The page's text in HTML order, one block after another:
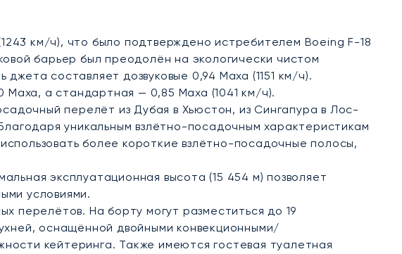
км/ч), что было подтверждено истребителем Boeing F-18
барьер был преодолён на экологически чистом
составляет дозвуковые 0,94 Маха (1151 км/ч).
Маха, а стандартная — 0,85 Маха (1041 км/ч).
перелёт из Дубая в Хьюстон, из Сингапура в Лос-
уникальным взлётно-посадочным характеристикам
более короткие взлётно-посадочные полосы,
эксплуатационная высота (15 454 м) позволяет
условиями.
перелётов. На борту могут разместиться до 19
оснащённой двойными конвекционными/
кейтеринга. Также имеются гостевая туалетная